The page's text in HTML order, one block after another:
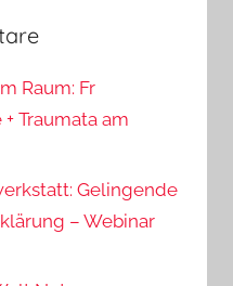
Raum: Fr
+ Traumata am
Gelingende
– Webinar